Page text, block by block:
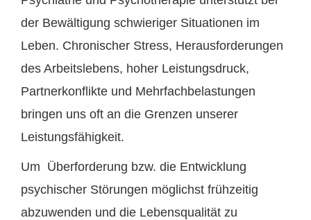
der Bewältigung schwieriger Situationen im
Leben. Chronischer Stress, Herausforderungen
des Arbeitslebens, hoher Leistungsdruck,
Partnerkonflikte und Mehrfachbelastungen
bringen uns oft an die Grenzen unserer
Leistungsfähigkeit.
Um Überforderung bzw. die Entwicklung
psychischer Störungen möglichst frühzeitig
abzuwenden und die Lebensqualität zu